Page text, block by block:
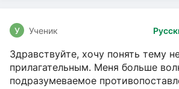
У Ученик
Здравствуйте, хочу понять тему
прилагательным. Меня больше
подразумеваемое